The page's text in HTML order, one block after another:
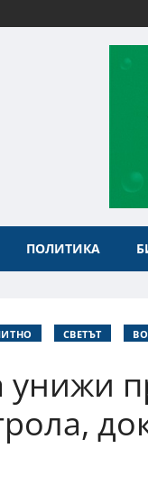
ПОЛИТИКА
СВЕТЪТ
унижи